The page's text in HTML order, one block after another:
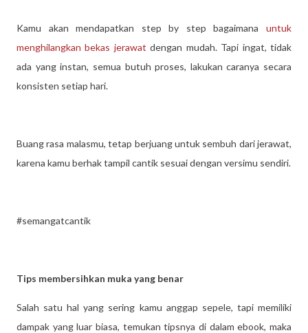
Kamu akan mendapatkan step by step bagaimana untuk
menghilangkan bekas jerawat dengan mudah. Tapi ingat, tidak
ada yang instan, semua butuh proses, lakukan caranya secara
konsisten setiap hari.
Buang rasa malasmu, tetap berjuang untuk sembuh dari jerawat,
karena kamu berhak tampil cantik sesuai dengan versimu sendiri.
#semangatcantik
Tips membersihkan muka yang benar
Salah satu hal yang sering kamu anggap sepele, tapi memiliki
dampak yang luar biasa, temukan tipsnya di dalam ebook, maka